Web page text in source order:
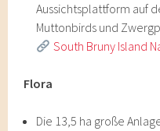
Aussichtsplattform auf
Muttonbirds und
South Bruny Island
Flora
Die 13,5 ha große